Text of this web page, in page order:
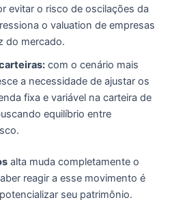
evitar o risco de oscilações da
o valuation de empresas
do mercado.
com o cenário mais
a necessidade de ajustar os
fixa e variável na carteira de
equilíbrio entre
alta muda completamente o
reagir a esse movimento é
seu patrimônio.